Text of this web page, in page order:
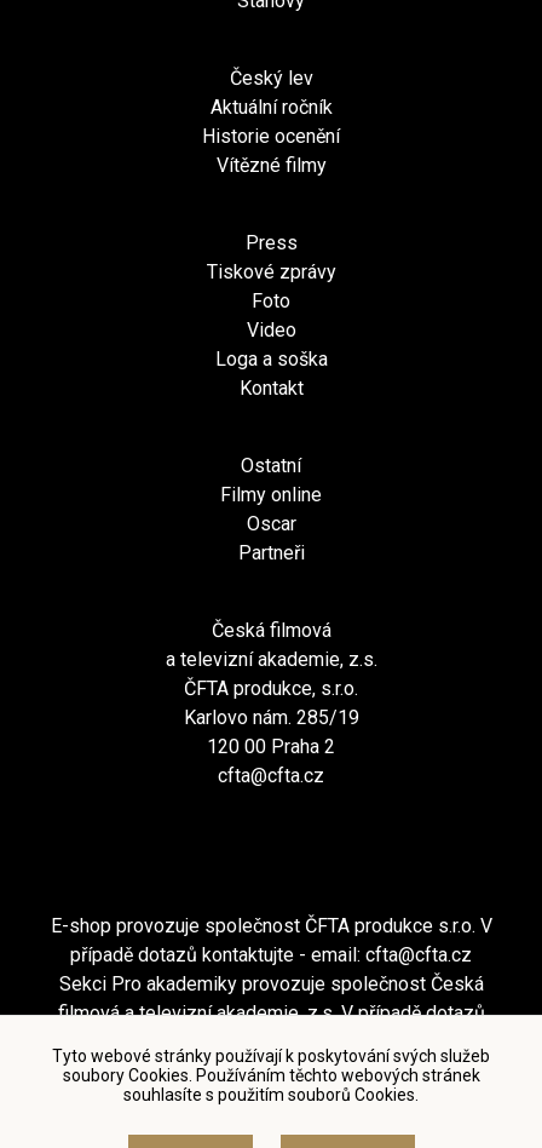
Tyto webové stránky používají k poskytování svých služeb
soubory Cookies. Používáním těchto webových stránek
souhlasíte s použitím souborů Cookies.
Český lev
Aktuální ročník
Historie ocenění
Vítězné filmy
Press
Tiskové zprávy
Foto
Video
Loga a soška
Kontakt
Ostatní
Filmy online
Oscar
Partneři
Česká filmová
a televizní akademie, z.s.
ČFTA produkce, s.r.o.
Karlovo nám. 285/19
120 00 Praha 2
cfta@cfta.cz
E-shop provozuje společnost ČFTA produkce s.r.o. V
případě dotazů kontaktujte - email: cfta@cfta.cz
Sekci Pro akademiky provozuje společnost Česká
filmová a televizní akademie, z.s. V případě dotazů
Podmínky užití a zásady ochrany osobních údajů
Nastavení cookies